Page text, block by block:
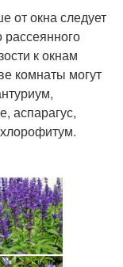
от окна следует
рассеянного
к окнам
комнаты могут
аспарагус,